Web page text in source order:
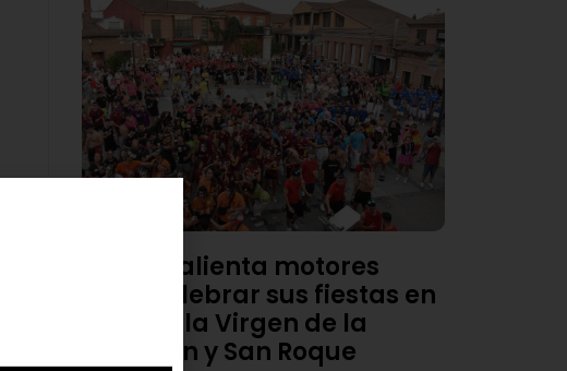
Viana calienta motores
para celebrar sus fiestas en
honor a la Virgen de la
Asunción y San Roque